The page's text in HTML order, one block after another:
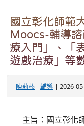
國立彰化師範
Moocs-輔導
療入門」、「
遊戲治療」等
陳莉榛-輔導 | 2026-
主旨：國立彰化